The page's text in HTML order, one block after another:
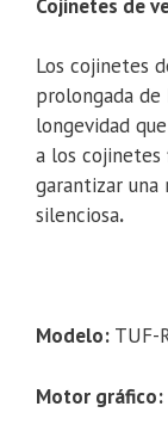
Cojinetes de
Los cojinetes
prolongada de
longevidad
a los cojinetes
garantizar una
silenciosa.
Modelo: TUF-
Motor gráfico: